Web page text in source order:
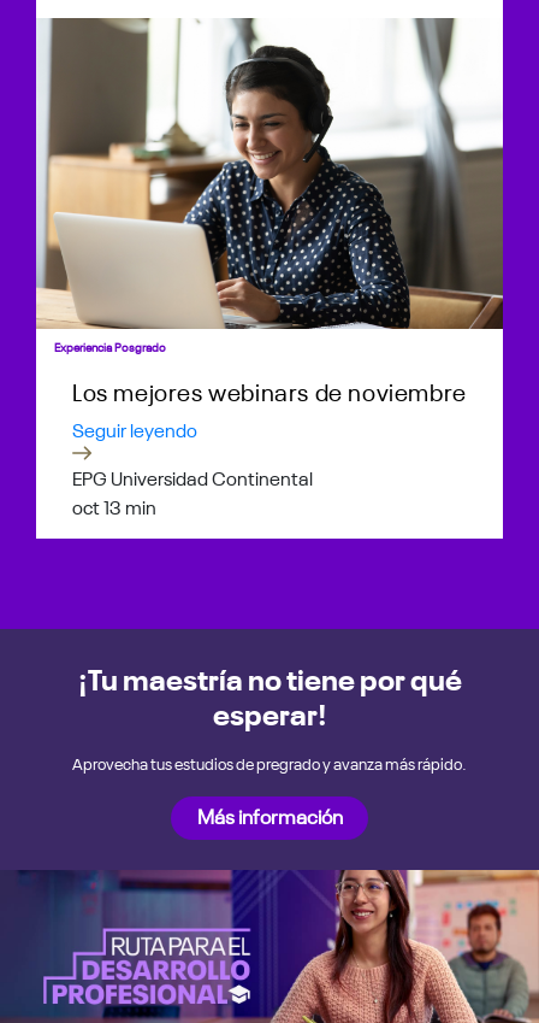
Experiencia Posgrado
Los mejores webinars de noviembre
Seguir leyendo
EPG Universidad Continental
oct 13 min
¡Tu maestría no tiene por qué
esperar!
Aprovecha tus estudios de pregrado y avanza más rápido.
Más información